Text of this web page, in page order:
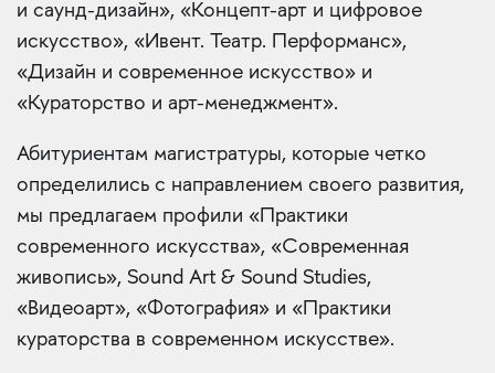
и саунд-дизайн», «Концепт-арт и цифровое
искусство», «Ивент. Театр. Перформанс»,
«Дизайн и современное искусство» и
«Кураторство и арт-менеджмент».
Абитуриентам магистратуры, которые четко
определились с направлением своего развития,
мы предлагаем профили «Практики
современного искусства», «Современная
живопись», Sound Art & Sound Studies,
«Видеоарт», «Фотография» и «Практики
кураторства в современном искусстве».